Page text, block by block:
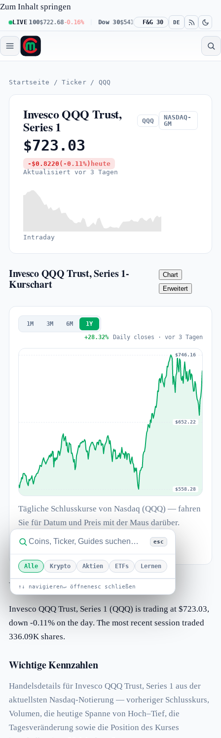
Zum Inhalt springen
LIVE
100$722.68 -0.16% Dow 30 $541.67 +0.23% Russell 2000
F&G 30 DE
esc
Alle Krypto Aktien ETFs Lernen
↑↓ navigieren↵ öffnenesc schließen
Startseite /Ticker/ QQQ
Invesco QQQ Trust,
Series 1 QQQ
NASDAQ-
GM
$723.03
-$0.8220 (-0.11%) heute
Aktualisiert vor 3 Tagen
Intraday
Überblick
Invesco QQQ Trust, Series 1 (QQQ) is trading at $723.03,
down -0.11% on the day. The most recent session traded
336.09K shares.
Invesco QQQ Trust, Series 1-
Kurschart
Chart
Erweitert
1M 3M 6M
1Y
+28.32%
Daily closes · vor 3 Tagen
$746.16
$652.22
$558.28
Tägliche Schlusskurse von Nasdaq (QQQ) — fahren
Sie für Datum und Preis mit der Maus darüber.
Wechseln Sie zu
Erweitert
für Kerzen,
Wichtige Kennzahlen
Handelsdetails für Invesco QQQ Trust, Series 1 aus der
aktuellsten Nasdaq-Notierung — vorheriger Schlusskurs,
Volumen, die heutige Spanne von Hoch–Tief, die
Tagesveränderung sowie die Position des Kurses